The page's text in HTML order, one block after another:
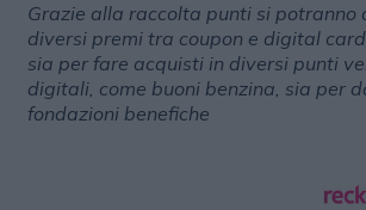
Grazie alla raccolta punti si potranno
diversi premi tra coupon e digital
sia per fare acquisti in diversi punti
digitali, come buoni benzina, sia per
fondazioni benefiche